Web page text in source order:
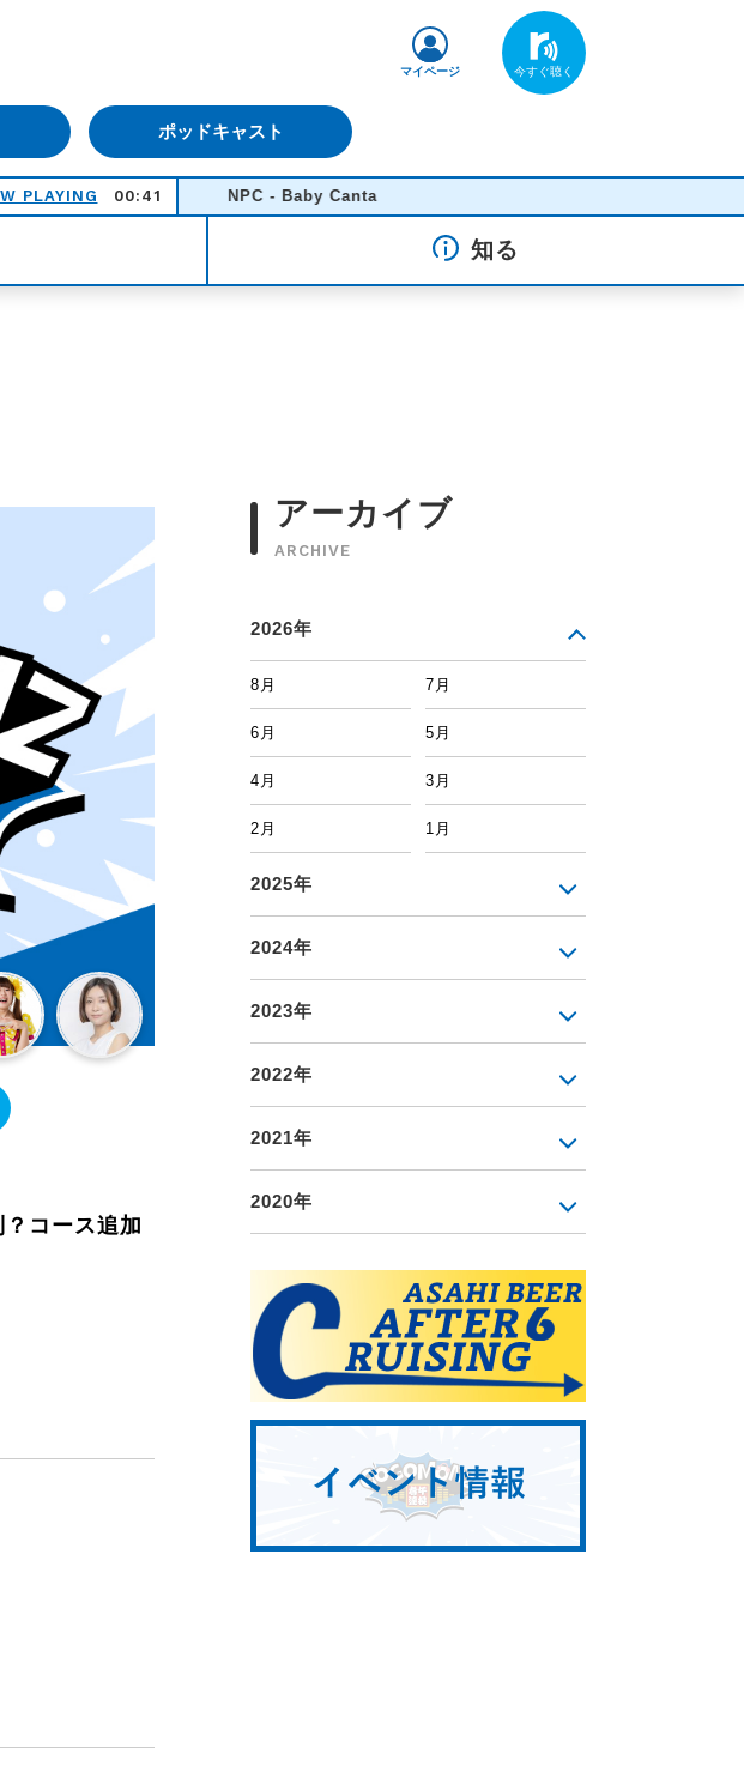
ポッドキャスト
マイページ
PLAYING 00:41 NPC - Baby Canta
知る
コース追加
アーカイブ
ARCHIVE
2026年
8月 7月
6月 5月
4月 3月
2月 1月
2025年
2024年
2023年
2022年
2021年
2020年